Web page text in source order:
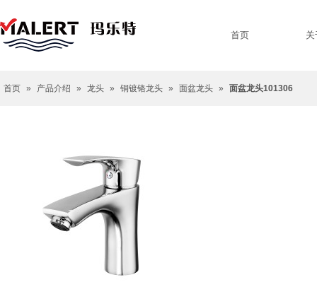
首页
首页 » 产品介绍 » 龙头 » 铜镀铬龙头 » 面盆龙头 » 面盆龙头101306